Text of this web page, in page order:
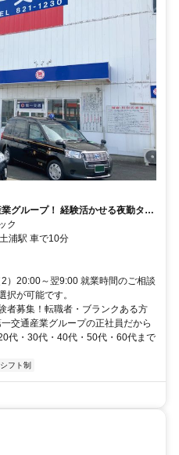
グループ！ 経験活かせる夜勤タク
躍ク
浦駅 車で10分
）20:00～翌9:00 就業時間のご相談
択が可能です。
者募集！転職者・ブランクある方
交通産業グループの正社員だから
代・30代・40代・50代・60代まで
シフト制